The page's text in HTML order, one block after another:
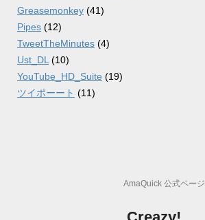
Greasemonkey (41)
Pipes (12)
TweetTheMinutes (4)
Ust_DL (10)
YouTube_HD_Suite (19)
ツイポーート (11)
AmaQuick 公式ページ